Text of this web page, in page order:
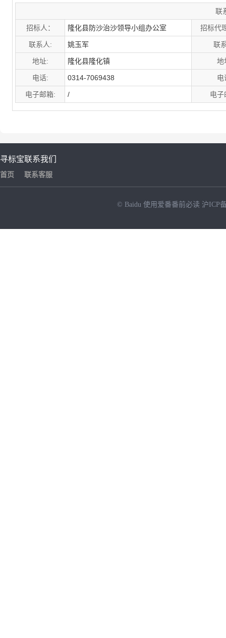
联
招标人： 隆化县防沙治沙领导小组办公室 招标代
联系人: 姚玉军 联
地址: 隆化县隆化镇 地
电话: 0314-7069438 电
电子邮箱: / 电子
寻标宝
首页
联系我们
联系客服
© Baidu 使用爱番番前必读 沪ICP